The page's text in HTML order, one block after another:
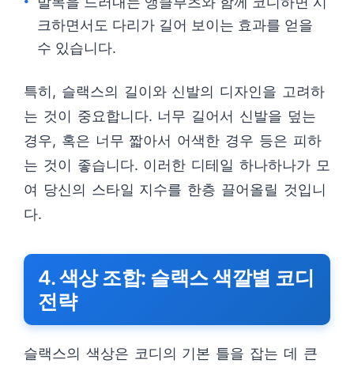
크하면서도 다리가 길어 보이는 효과를 얻을
수 있습니다.
특히, 슬랙스의 길이와 신발의 디자인을 고려하
는 것이 중요합니다. 너무 길어서 신발을 덮는
경우, 혹은 너무 짧아서 어색한 경우 등은 피하
는 것이 좋습니다. 이러한 디테일 하나하나가 모
여 당신의 스타일 지수를 한층 끌어올릴 것입니
다.
4. 색상 조합: 슬랙스 색깔별 코디
전략
슬랙스의 색상은 코디의 기본 틀을 잡는 데 큰